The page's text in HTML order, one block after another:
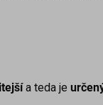
a teda je